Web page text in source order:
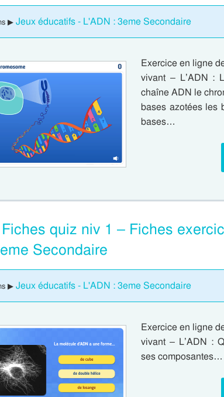
▶ Jeux éducatifs - L'ADN : 3eme Secondaire
Exercice en ligne
vivant – L’ADN :
chaîne ADN le
bases azotées les
bases…
Fiches quiz niv 1 – Fiches
Secondaire
▶ Jeux éducatifs - L'ADN : 3eme Secondaire
Exercice en ligne
vivant – L’ADN :
ses composantes…